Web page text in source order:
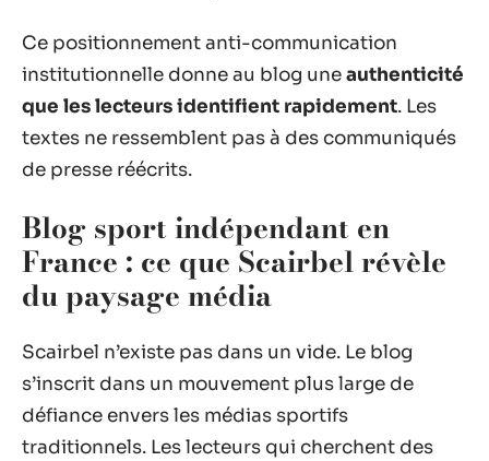
Ce positionnement anti-communication
institutionnelle donne au blog uneauthenticité
que les lecteurs identifient rapidement. Les
textes ne ressemblent pas à des communiqués
de presse réécrits.
Blog sport indépendant en
France : ce que Scairbel révèle
du paysage média
Scairbel n’existe pas dans un vide. Le blog
s’inscrit dans un mouvement plus large de
défiance envers les médias sportifs
traditionnels. Les lecteurs qui cherchent des